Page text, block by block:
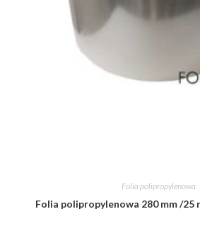
Folia polipropylenowa
Folia polipropylenowa 280 mm /25